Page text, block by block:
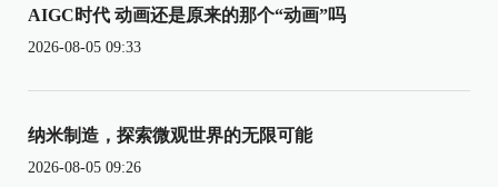
AIGC时代 动画还是原来的那个“动画”吗
2026-08-05 09:33
纳米制造，探索微观世界的无限可能
2026-08-05 09:26